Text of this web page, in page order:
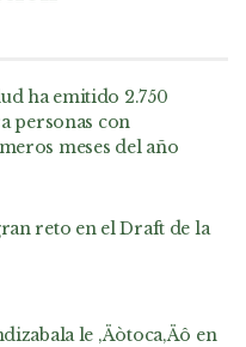
ha emitido 2.750
personas con
meses del año
reto en el Draft de la
le ‚Äòtoca‚Äô en